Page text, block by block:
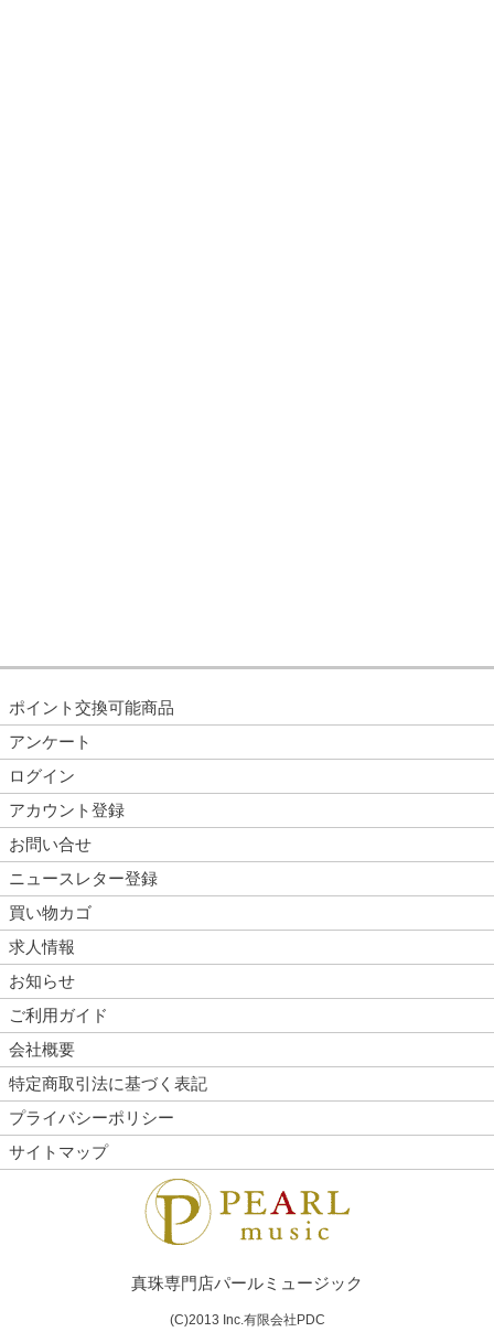
ポイント交換可能商品
アンケート
ログイン
アカウント登録
お問い合せ
ニュースレター登録
買い物カゴ
求人情報
お知らせ
ご利用ガイド
会社概要
特定商取引法に基づく表記
プライバシーポリシー
サイトマップ
真珠専門店パールミュージック
(C)2013 Inc.有限会社PDC